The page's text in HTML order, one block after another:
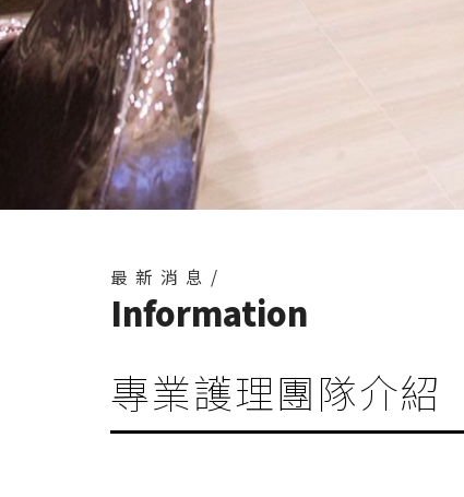
最新消息/
Information
專業護理團隊介紹